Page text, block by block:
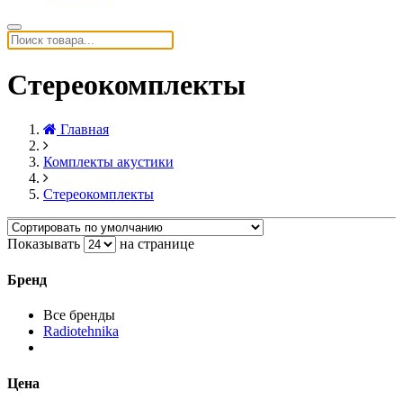
Стереокомплекты
Главная
Комплекты акустики
Стереокомплекты
Показывать на странице
Бренд
Все бренды
Radiotehnika
Цена